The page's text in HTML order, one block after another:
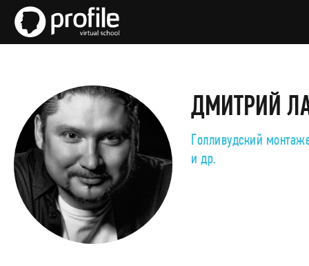
ДМИТРИЙ
Голливудский
и др.